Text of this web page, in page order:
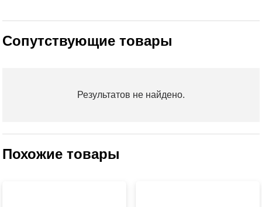
Сопутствующие товары
Результатов не найдено.
Похожие товары